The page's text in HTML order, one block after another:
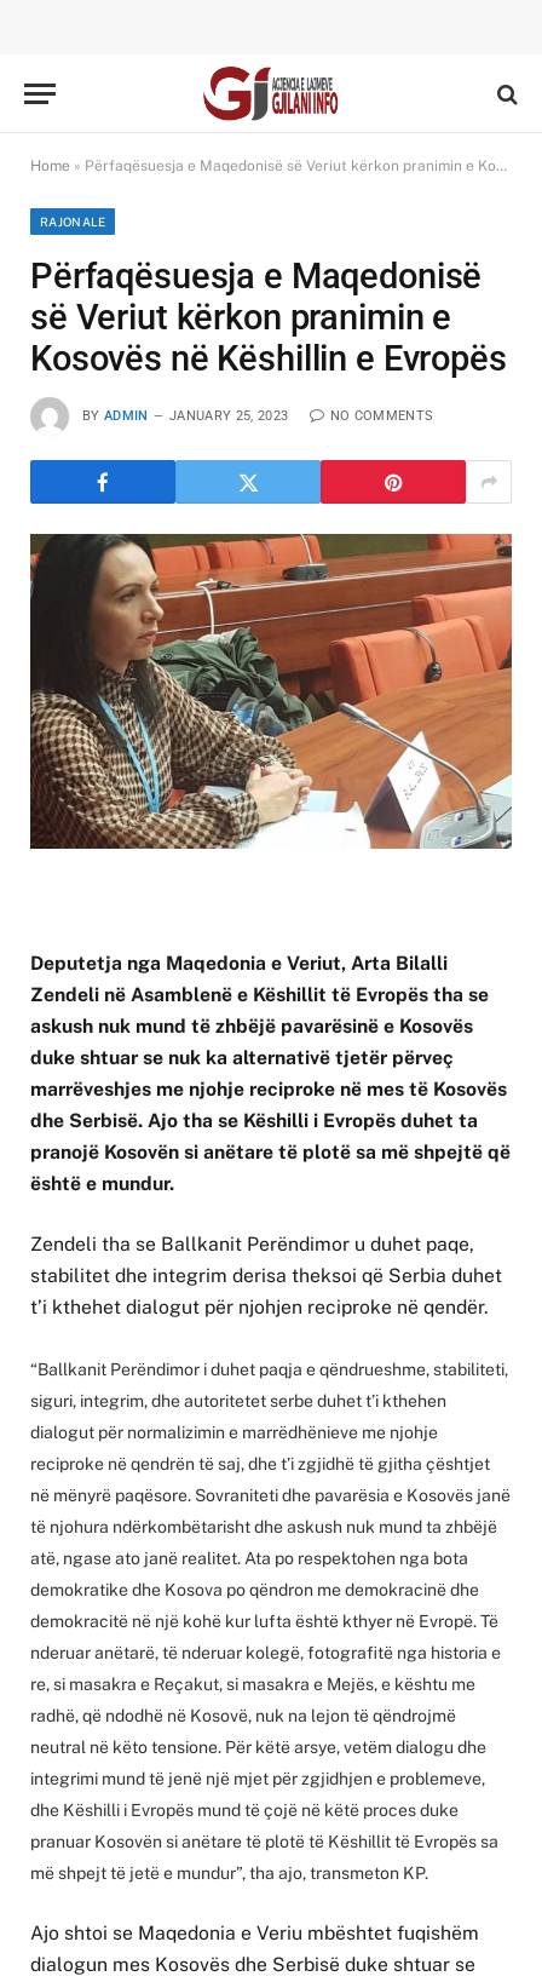
Home » Përfaqësuesja e Maqedonisë së Veriut kërkon pranimin e Kosovës në Këshillin e Evropës
RAJONALE
Përfaqësuesja e Maqedonisë
së Veriut kërkon pranimin e
Kosovës në Këshillin e Evropës
BY ADMIN JANUARY 25, 2023 NO COMMENTS
Deputetja nga Maqedonia e Veriut, Arta Bilalli
Zendeli në Asamblenë e Këshillit të Evropës tha se
askush nuk mund të zhbëjë pavarësinë e Kosovës
duke shtuar se nuk ka alternativë tjetër përveç
marrëveshjes me njohje reciproke në mes të Kosovës
dhe Serbisë. Ajo tha se Këshilli i Evropës duhet ta
pranojë Kosovën si anëtare të plotë sa më shpejtë që
është e mundur.
Zendeli tha se Ballkanit Perëndimor u duhet paqe,
stabilitet dhe integrim derisa theksoi që Serbia duhet
t’i kthehet dialogut për njohjen reciproke në qendër.
“Ballkanit Perëndimor i duhet paqja e qëndrueshme, stabiliteti,
siguri, integrim, dhe autoritetet serbe duhet t’i kthehen
dialogut për normalizimin e marrëdhënieve me njohje
reciproke në qendrën të saj, dhe t’i zgjidhë të gjitha çështjet
në mënyrë paqësore. Sovraniteti dhe pavarësia e Kosovës janë
të njohura ndërkombëtarisht dhe askush nuk mund ta zhbëjë
atë, ngase ato janë realitet. Ata po respektohen nga bota
demokratike dhe Kosova po qëndron me demokracinë dhe
demokracitë në një kohë kur lufta është kthyer në Evropë. Të
nderuar anëtarë, të nderuar kolegë, fotografitë nga historia e
re, si masakra e Reçakut, si masakra e Mejës, e kështu me
radhë, që ndodhë në Kosovë, nuk na lejon të qëndrojmë
neutral në këto tensione. Për këtë arsye, vetëm dialogu dhe
integrimi mund të jenë një mjet për zgjidhjen e problemeve,
dhe Këshilli i Evropës mund të çojë në këtë proces duke
pranuar Kosovën si anëtare të plotë të Këshillit të Evropës sa
më shpejt të jetë e mundur”, tha ajo, transmeton KP.
Ajo shtoi se Maqedonia e Veriu mbështet fuqishëm
dialogun mes Kosovës dhe Serbisë duke shtuar se